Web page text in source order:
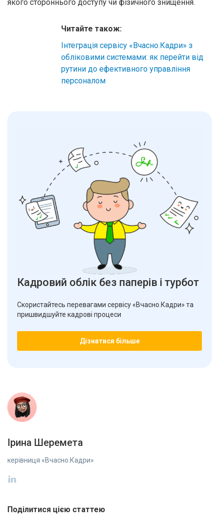
якого стороннього доступу чи фізичного знищення.
Читайте також:
Інтеграція сервісу «Вчасно.Кадри» з
обліковими системами: як перейти від
рутини до ефективного управління
персоналом
Кадровий облік без паперів і турбот
Скористайтесь перевагами сервісу «Вчасно.Кадри» та
пришвидшуйте кадрові процеси
Дізнатися більше
Ірина Шеремета
керівниця «Вчасно.Кадри»
Поділитися цією статтею